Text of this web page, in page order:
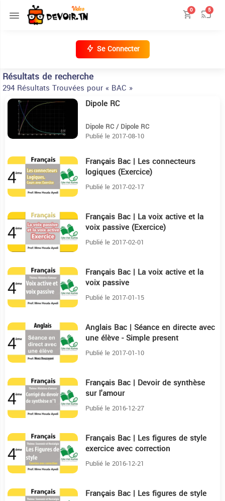
0 5
Se Connecter
Résultats de recherche
294 Résultats Trouvées pour « BAC »
10:45 Dipole RC
Dipole RC / Dipole RC
Publié le 2017-08-10
11:23 Français Bac | Les connecteurs
logiques (Exercice)
Publié le 2017-02-17
22:21 Français Bac | La voix active et la
voix passive (Exercice)
Publié le 2017-02-01
12:16 Français Bac | La voix active et la
voix passive
Publié le 2017-01-15
20:48 Anglais Bac | Séance en directe avec
une élève - Simple present
Publié le 2017-01-10
27:18 Français Bac | Devoir de synthèse
sur l'amour
Publié le 2016-12-27
10:55 Français Bac | Les figures de style
exercice avec correction
Publié le 2016-12-21
23:59 Français Bac | Les figures de style